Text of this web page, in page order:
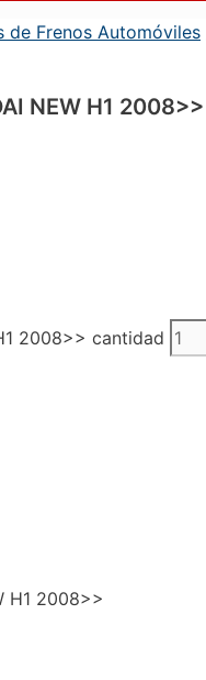
de Frenos Automóviles
NEW H1 2008>>
2008>> cantidad
H1 2008>>